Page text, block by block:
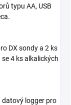
typu AA, USB
DX sondy a 2 ks
4 ks alkalických
logger pro